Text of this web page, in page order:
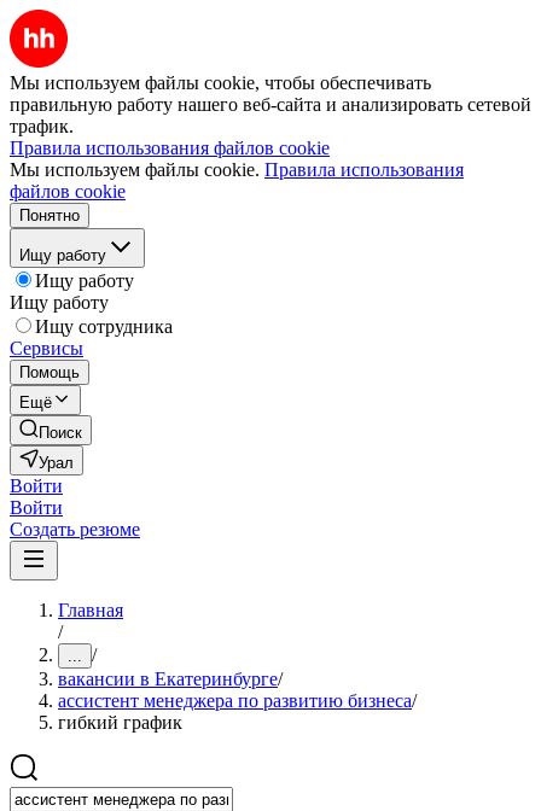
Мы используем файлы cookie, чтобы обеспечивать
правильную работу нашего веб-сайта и анализировать сетевой
трафик.
Правила использования файлов cookie
Мы используем файлы cookie. Правила использования
файлов cookie
Понятно
Ищу работу
Ищу работу
Ищу работу
Ищу сотрудника
Сервисы
Помощь
Ещё
Поиск
Урал
Войти
Войти
Создать резюме
Главная
/
... /
вакансии в Екатеринбурге/
ассистент менеджера по развитию бизнеса/
гибкий график